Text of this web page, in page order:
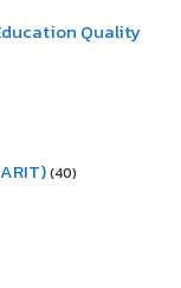
Quality
(40)